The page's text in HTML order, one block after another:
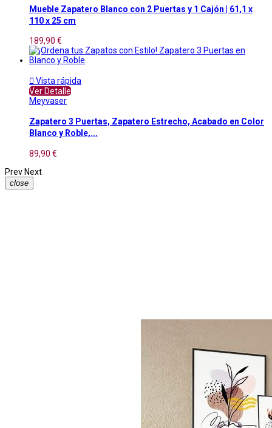
Mueble Zapatero Blanco con 2 Puertas y 1 Cajón | 61,1 x
110 x 25 cm
189,90 €
 Vista rápida
Ver Detalle
Meyvaser
Zapatero 3 Puertas, Zapatero Estrecho, Acabado en Color
Blanco y Roble,...
89,90 €
Prev Next
close